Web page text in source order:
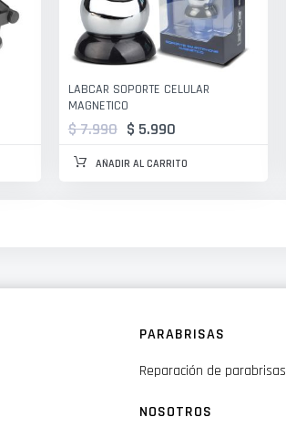
LABCAR SOPORTE CELULAR
MAGNETICO
$ 5.990
$ 7.990
AÑADIR AL CARRITO
PARABRISAS
Reparación de parabrisas
NOSOTROS